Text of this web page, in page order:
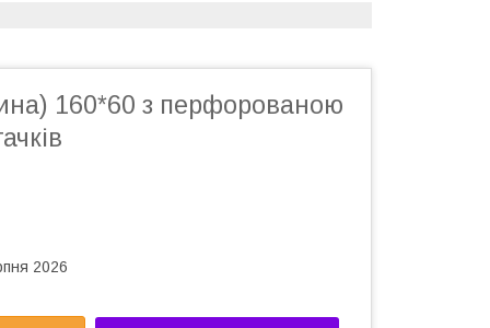
160*60 з перфорованою
2026